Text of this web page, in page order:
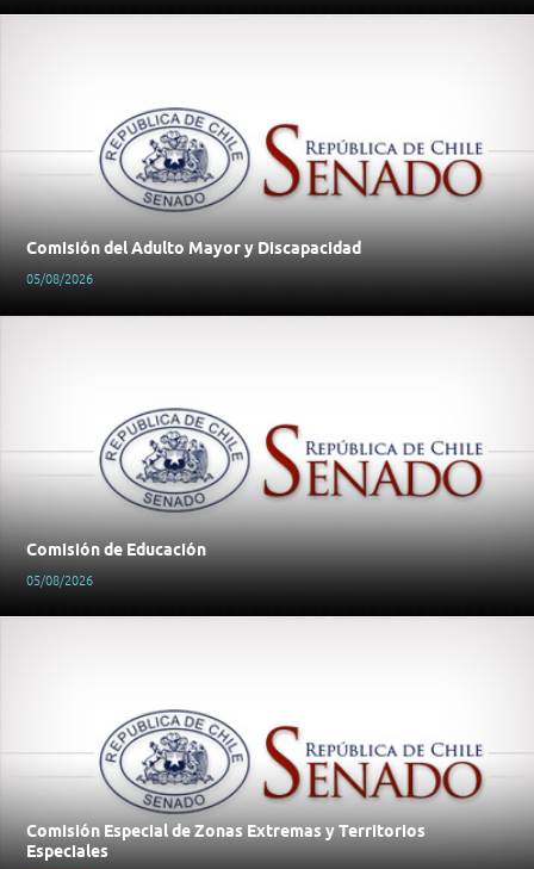
Comisión del Adulto Mayor y Discapacidad
05/08/2026
Comisión de Educación
05/08/2026
Comisión Especial de Zonas Extremas y Territorios
Especiales